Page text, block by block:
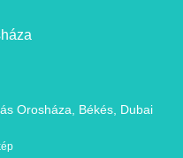
Orosháza, Békés, Dubai